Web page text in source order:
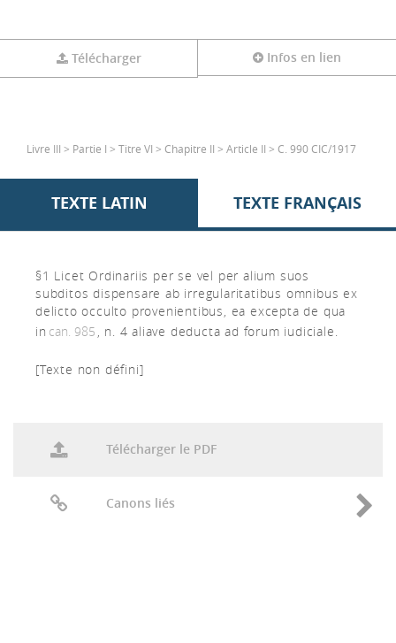
Télécharger Infos en lien
Livre III > Partie I > Titre VI > Chapitre II > Article II > C. 990 CIC/1917
TEXTE LATIN TEXTE FRANÇAIS
§1 Licet Ordinariis per se vel per alium suos
subditos dispensare ab irregularitatibus omnibus ex
delicto occulto provenientibus, ea excepta de qua
in can. 985 , n. 4 aliave deducta ad forum iudiciale.
[Texte non défini]
Télécharger le PDF
Canons liés